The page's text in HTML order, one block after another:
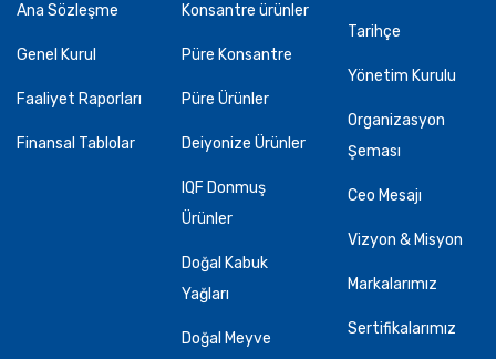
Ana Sözleşme
Genel Kurul
Faaliyet Raporları
Finansal Tablolar
Konsantre ürünler
Püre Konsantre
Püre Ürünler
Deiyonize Ürünler
IQF Donmuş
Ürünler
Doğal Kabuk
Yağları
Doğal Meyve
Tarihçe
Yönetim Kurulu
Organizasyon
Şeması
Ceo Mesajı
Vizyon & Misyon
Markalarımız
Sertifikalarımız